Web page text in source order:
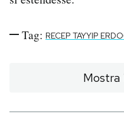
Tag: RECEP TAYYIP
Mostra